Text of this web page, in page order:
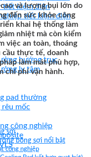
tiết kiệm điện
tiết kiệm điện
hướng trục
ly tâm
pad thường
rêu mốc
công nghiệp
và lượng bụi lớn do
đến sức khỏe công
khai hệ thống làm
nhiệt mà còn kiểm
việc an toàn, thoáng
cầu thực tế, doanh
làm mát phù hợp,
chi phí vận hành.
sợi
bông sợi nổi bật
công nghiệp